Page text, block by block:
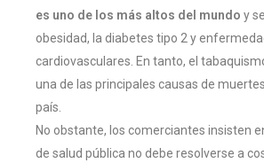
es uno de los más altos del mundo y
obesidad, la diabetes tipo 2 y
cardiovasculares. En tanto, el
una de las principales causas de
país.
No obstante, los comerciantes insisten
de salud pública no debe resolverse a